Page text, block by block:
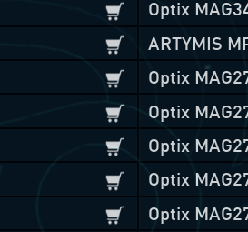
Optix
ARTYMIS
Optix
Optix
Optix
Optix
Optix